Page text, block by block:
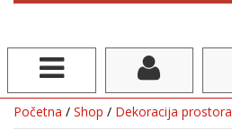
Početna / Shop / Dekoracija prostora